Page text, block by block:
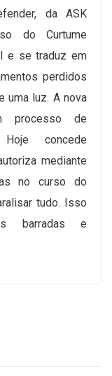
da ASK
do Curtume
e se traduz em
perdidos
uma luz. A nova
processo de
Hoje concede
mediante
no curso do
tudo. Isso
barradas e